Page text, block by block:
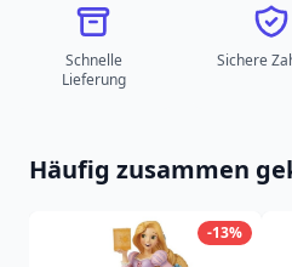
Schnelle
Lieferung
Sichere
Häufig zusammen
-13%